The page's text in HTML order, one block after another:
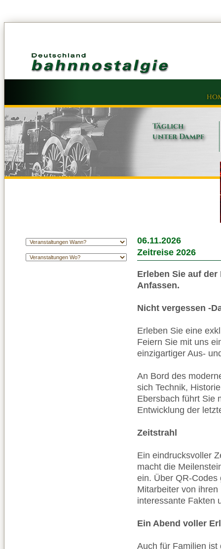
Täglich
unter Dampf
06.11.2026
Zeitreise 2026
Erleben Sie auf
Anfassen.
Nicht vergessen -
Erleben Sie eine
Feiern Sie mit uns
einzigartiger Aus-
An Bord des
sich Technik,
Ebersbach führt Sie
Entwicklung der
Zeitstrahl
Ein eindrucksvoller
macht die
ein. Über QR-
Mitarbeiter von
interessante Fakten
Ein Abend voller
Auch für Familien ist